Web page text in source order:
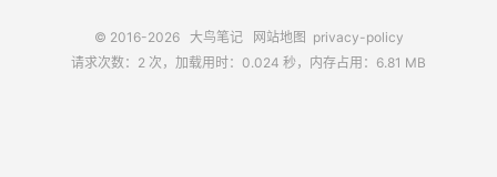
© 2016-2026 大鸟笔记 网站地图 privacy-policy
请求次数：2 次，加载用时：0.024 秒，内存占用：6.81 MB